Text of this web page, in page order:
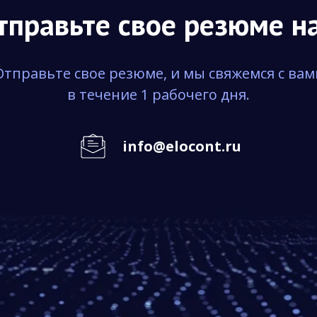
свое резюме
свое резюме, и мы свяжемся с
в течение 1 рабочего дня.
info@elocont.ru